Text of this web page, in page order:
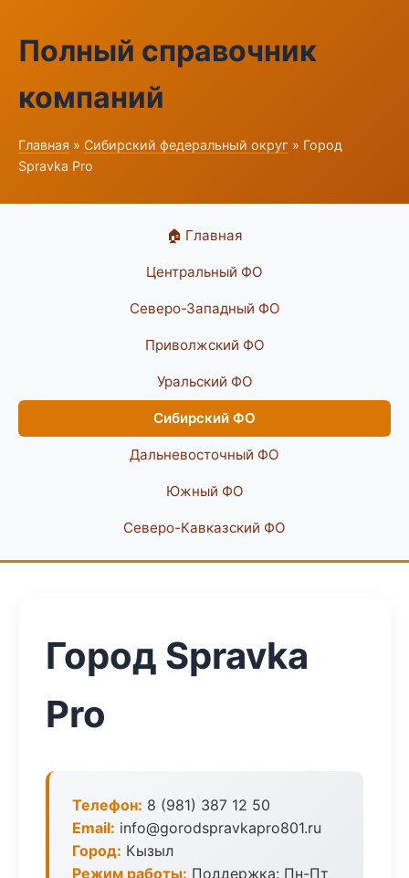
Полный справочник
компаний
Главная » Сибирский федеральный округ » Город
Spravka Pro
🏠 Главная
Центральный ФО
Северо-Западный ФО
Приволжский ФО
Уральский ФО
Сибирский ФО
Дальневосточный ФО
Южный ФО
Северо-Кавказский ФО
Город Spravka
Pro
Телефон: 8 (981) 387 12 50
Email: info@gorodspravkapro801.ru
Город: Кызыл
Режим работы: Поддержка: Пн-Пт